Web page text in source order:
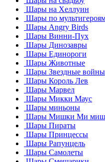
Шары на Хеллуин
Шары по
Шары Angry Birds
Шары Винни-Пух
Шары Динозавры
Шары Единороги
Шары Животные
Шары Звездные войны
Шары Король Лев
Шары Марвел
Шары Микки Маус
Шары миньоны
Шары Мишки Ми
Шары Пираты
Шары Принцессы
Шары Рапунцель
Шары Самолеты